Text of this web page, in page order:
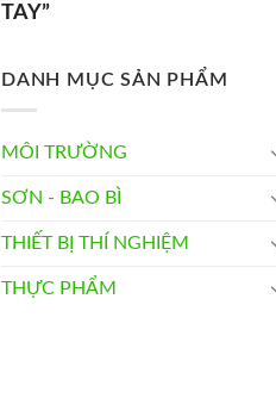
TAY”
DANH MỤC SẢN PHẨM
MÔI TRƯỜNG
SƠN - BAO BÌ
THIẾT BỊ THÍ NGHIỆM
THỰC PHẨM